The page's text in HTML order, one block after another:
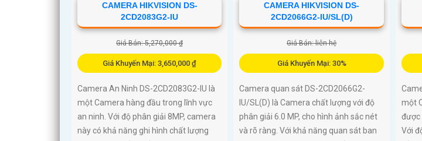
CAMERA HIKVISION DS-
2CD2083G2-IU
Giá Bán: 5,270,000 ₫
Giá Khuyến Mại: 3,650,000 ₫
Camera An Ninh DS-2CD2083G2-IU là
một Camera hàng đầu trong lĩnh vực
an ninh. Với độ phân giải 8MP, camera
này có khả năng ghi hình chất lượng
CAMERA HIKVISION DS-
2CD2066G2-IU/SL(D)
Giá Bán: liên hệ
Giá Khuyến Mại: 30%
Camera quan sát DS-2CD2066G2-
IU/SL(D) là Camera chất lượng với độ
phân giải 6.0 MP, cho hình ảnh sắc nét
và rõ ràng. Với khả năng quan sát ban
một
được
Với